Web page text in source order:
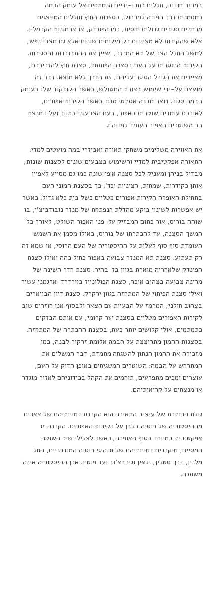
במנזר חודוב, חללים רחבי-ידיים הנמתחים אל עומק הבמה
כמסמנים דרך הפונה למרחוק, בסצנות החוץ וחללים המייצגים
מרחבים סגורים גדולים יחסית, כמו הפונדק, או ארמונות הקרמלין.
אלא שהקירות לא מציינים רק מיקומים שונים אלא גם מצבי נפש,
למשל החלל הצר של תא המנזר, מציין את ההתבודדות והסגירות.
הקירות הנסגרים על העם בסצנה הפותחת, סצנת חוץ להזכירכם,
מציינים את הגורל הסוגר עליהם, את הדרך ללא מוצא. דבר זה
מועצם על-ידי שימוש בצורת המשולש, כאשר הקודקוד שלו בעומק
הבמה סגור. נוצר מבנה אסתטי סדור כאשר הקירות אפורים,
לאורכם עומדים שוטרים באפור, העם הצבעוני בתווך ועליו מנצח
רב השוטרים האפור העומד לפניהם.
את האווירה משלימים משחקי תאורה ואביזרי במה מועטים למדי.
התאורה אפקטיבית למדיי והשימוש בצבעים שונים לסצנות שונות,
מבדיל בניהן ומעניק לכל סצנה אופי שונה כמו גם מסייע לאפיין
אותן כקודרות, שמחות, רציניות וכד'. כך בסצנת המוני העם
בתחילת האופרה הקירות אפורים מטליים כשל בית כלא גדול. כאשר
יש אפשרות לשינוי בוקע מהדלת הנפתחת של מנזר נובודביצ'י, בו
שוהה בוריס, אור כתום המבזיק על-פני האפור השולט, לאורך כל
המשך הסצנה, עד להכתרתו של בוריס, כאילו מסמן את השמש
העומדת סוף סוף לעלות על ההיסטוריה של העם הרוסי, או שמא זה
רק תעתוע. סצנת תא המנזר צבועה באפור כחול כהה ואילו סצנת
הפונדק שלאחריה מוארת בגוון בז' בהיר. סצנת חדר השינה של
מרינה צבועה בצהוב אוכר, סצנת הפולונייז בוורדרד-ארגמני עשיר
ואילו סצנת הפיתוי של המתחזה בגוון ירקרק. סצנת דיון הבויארים
בצהוב חולני, המרמז על הבעיות עם הצאר ולבסוף אנו חוזרים שוב
לקירות האפורים מטליים בסצנת יער קרומי, עם אותם הבזקים
כתמתמים, אולי קלושים יותר כעת, בסצנת ההכתרה של המתחזה.
בסצנות ההמון מתרוצצת על הבמה אלומת זרקור לבנה, כמו
מזכירה את ההמון הנתון להשגחה מתמדת, דבר המשלים את
המתרחש על הבמה: השוטרים המשגיחים באופן הדוק על העם,
עוצרים ומכים מתפרעים, תוחמים את הקהל בכידוניהם לאזור מוגדר
או מנצחים על קריאותיהם.
גולת הכותרת של עיצוב התאורה הוא הקרנת דמויותיהם של צארים
מההיסטוריה של רוסיה בלבן על הקירות האפורים. הקרנה זו
אפקטיבית במיוחד בסוף האופרה, כאשר לצלילי שיר השוטה
המסיים, מוקרנים דמויותיהם של מנהיגי רוסיה המודרניים, החל
מלנין, דרך סטלין, ילצין וגורבצ'וב ועד פוטין. אכן ההיסטוריה אינה
משתנה.